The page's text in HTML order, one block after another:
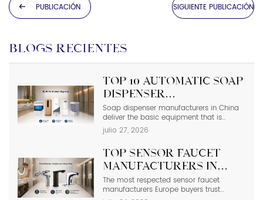
PUBLICACIÓN SIGUIENTE PUBLICACIÓN
BLOGS RECIENTES
Top 10 Automatic Soap
Dispenser
Manufacturers in
China
Soap dispenser manufacturers in China
deliver the basic equipment that is
needed in modern commercial
bathrooms where hygiene stands first
even a failure of one sensor causes the
soap to run out and makes the floor
suppliers depending on photos in
catalogs […]
julio 27, 2026
Top Sensor Faucet
Manufacturers in
Europe | 2026 Buyer’s
Guide
The most respected sensor faucet
manufacturers Europe buyers trust